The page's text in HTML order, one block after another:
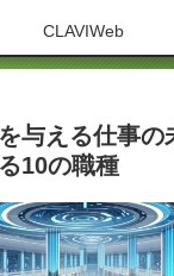
CLAVIWeb
与える仕事の
10の職種